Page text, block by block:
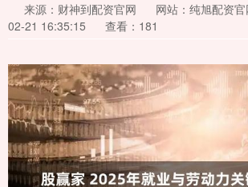
来源：财神到配资官网 网站：纯旭配资官
02-21 16:35:15
查看：181